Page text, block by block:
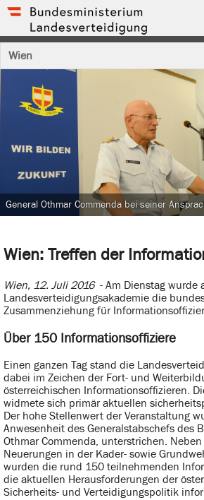
Wien
Wien: Treffen der
Wien, 12. Juli 2016 - Am Dienstag wurde
Landesverteidigungsakademie die
Zusammenziehung für
Über 150 Informationsoffiziere
Einen ganzen Tag stand die
dabei im Zeichen der Fort- und
österreichischen Informationsoffizieren.
widmete sich primär aktuellen
Der hohe Stellenwert der Veranstaltung
Anwesenheit des Generalstabschefs des
Othmar Commenda, unterstrichen.
Neuerungen in der Kader- sowie
wurden die rund 150 teilnehmenden
die aktuellen Herausforderungen der
Sicherheits- und Verteidigungspolitik
General Othmar Commenda bei seiner